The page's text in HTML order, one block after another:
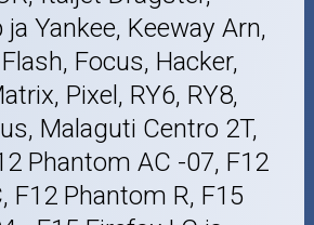
Yankee, Keeway Arn,
Focus, Hacker,
Pixel, RY6, RY8,
Malaguti Centro 2T,
Phantom AC -07, F12
F12 Phantom R, F15